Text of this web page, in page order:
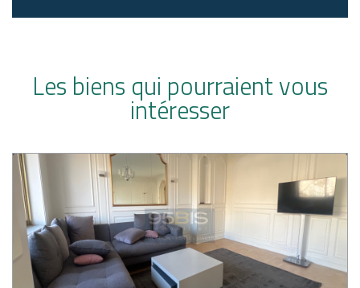
Les biens qui pourraient vous
intéresser